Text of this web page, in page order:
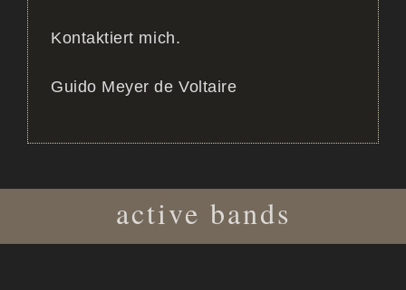
Kontaktiert mich.
Guido Meyer de Voltaire
active bands